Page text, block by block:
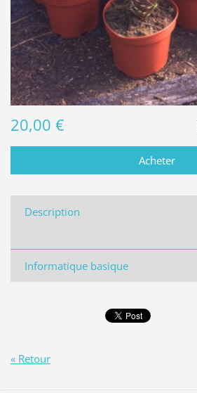
20,00 €
Description
Informatique basique
« Retour